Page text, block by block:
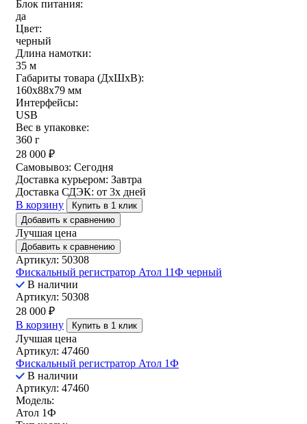
Блок питания:
да
Цвет:
черный
Длина намотки:
35 м
Габариты товара (ДxШxВ):
160х88х79 мм
Интерфейсы:
USB
Вес в упаковке:
360 г
28 000 ₽
Самовывоз: Сегодня
Доставка курьером: Завтра
Доставка СДЭК: от 3х дней
В корзину
Купить в 1 клик
Добавить к сравнению
Лучшая цена
Добавить к сравнению
Артикул: 50308
Фискальный регистратор Атол 11Ф черный
В наличии
Артикул: 50308
28 000 ₽
В корзину
Купить в 1 клик
Лучшая цена
Артикул: 47460
Фискальный регистратор Атол 1Ф
В наличии
Артикул: 47460
Модель:
Атол 1Ф